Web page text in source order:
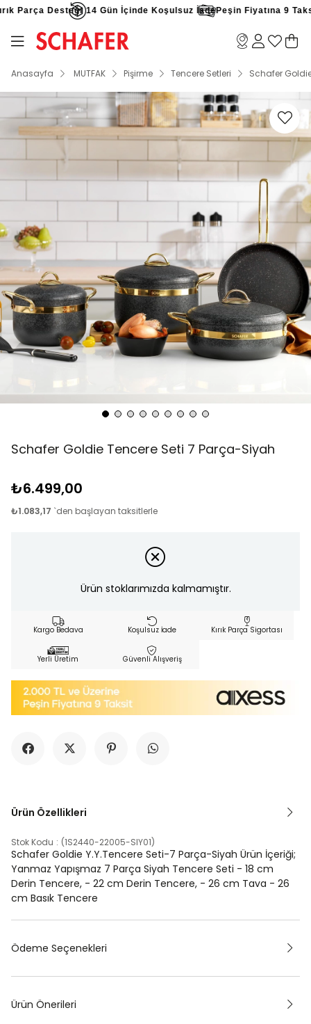
Parça Desteği 14 Gün İçinde Koşulsuz İadePeşin Fiyatına 9 Taksit
Anasayfa MUTFAK Pişirme Tencere Setleri Schafer
Schafer Goldie Tencere Seti 7 Parça-Siyah
₺6.499,00
₺1.083,17 `den başlayan taksitlerle
Ürün stoklarımızda kalmamıştır.
Kargo Bedava Koşulsuz İade Kırık Parça Sigortası
Yerli Üretim Güvenli Alışveriş
Ürün Özellikleri
Stok Kodu (1S2440-22005-SIY01)
Schafer Goldie Y.Y.Tencere Seti-7 Parça-Siyah Ürün İçeriği;
Yanmaz Yapışmaz 7 Parça Siyah Tencere Seti - 18 cm
Derin Tencere, - 22 cm Derin Tencere, - 26 cm Tava - 26
cm Basık Tencere
Ödeme Seçenekleri
Ürün Önerileri